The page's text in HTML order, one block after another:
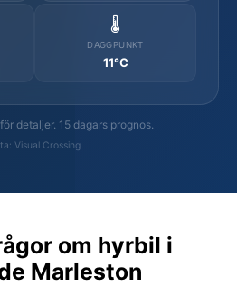
🌡️
DAGGPUNKT
11°C
detaljer. 15 dagars prognos.
Visual Crossing
om hyrbil i
Marleston